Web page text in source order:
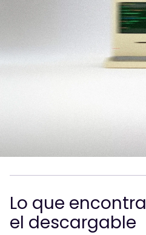
Lo que
el descargable